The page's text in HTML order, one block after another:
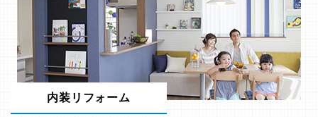
内装リフォーム